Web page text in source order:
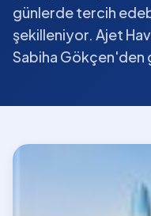
günlerde tercih
şekilleniyor. Ajet
Sabiha Gökçen'den